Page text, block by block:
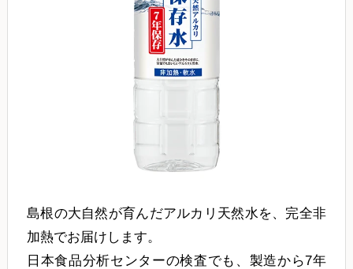
島根の大自然が育んだアルカリ天然水を、完全非
加熱でお届けします。
日本食品分析センターの検査でも、製造から7年